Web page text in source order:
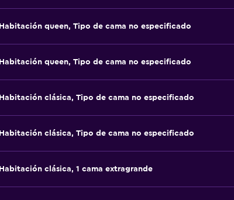
Habitación queen, Tipo de cama no especificado
Habitación queen, Tipo de cama no especificado
Habitación clásica, Tipo de cama no especificado
Habitación clásica, Tipo de cama no especificado
Habitación clásica, 1 cama extragrande